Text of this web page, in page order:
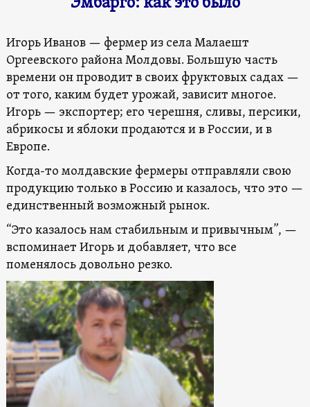
Игорь Иванов — фермер из села Малаешт
Оргеевского района Молдовы. Большую часть
времени он проводит в своих фруктовых садах —
от того, каким будет урожай, зависит многое.
Игорь — экспортер; его черешня, сливы, персики,
абрикосы и яблоки продаются и в России, и в
Европе.
Когда-то молдавские фермеры отправляли свою
продукцию только в Россию и казалось, что это —
единственный возможный рынок.
“Это казалось нам стабильным и привычным”, —
вспоминает Игорь и добавляет, что все
поменялось довольно резко.